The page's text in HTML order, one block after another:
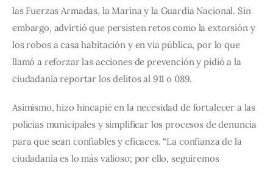
las Fuerzas Armadas, la Marina y la Guardia Nacional. Sin
embargo, advirtió que persisten retos como la extorsión y
los robos a casa habitación y en vía pública, por lo que
llamó a reforzar las acciones de prevención y pidió a la
ciudadanía reportar los delitos al 911 o 089.
Asimismo, hizo hincapié en la necesidad de fortalecer a las
policías municipales y simplificar los procesos de denuncia
para que sean confiables y eficaces. “La confianza de la
ciudadanía es lo más valioso; por ello, seguiremos